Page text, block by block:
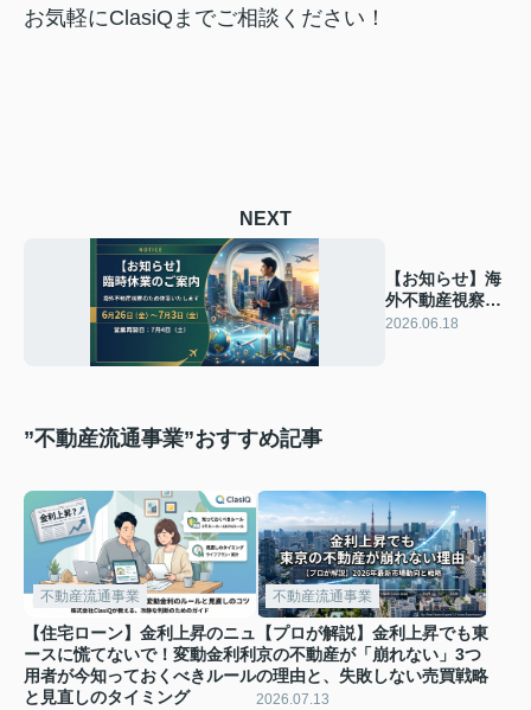
お気軽にClasiQまでご相談ください！
NEXT
【お知らせ】海
外不動産視察に
伴う臨時休業の
2026.06.18
”不動産流通事業”おすすめ記事
不動産流通事業
【住宅ローン】金利上昇のニュ
ースに慌てないで！変動金利利
用者が今知っておくべきルール
と見直しのタイミング
不動産流通事業
【プロが解説】金利上昇でも東
京の不動産が「崩れない」3つ
の理由と、失敗しない売買戦略
2026.07.13